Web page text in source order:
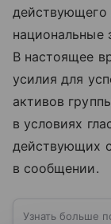
действующего
национальные
В настоящее
усилия для
активов
в условиях
действующих
в сообщении.
Узнать больше